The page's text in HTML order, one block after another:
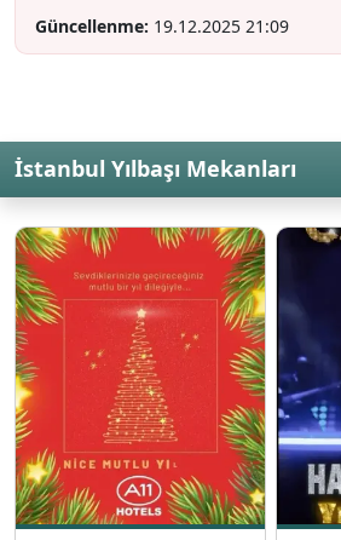
Güncellenme: 19.12.2025 21:09
İstanbul Yılbaşı Mekanları